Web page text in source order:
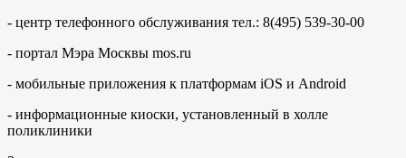
- центр телефонного обслуживания тел.: 8(495) 539-30-00
- портал Мэра Москвы mos.ru
- мобильные приложения к платформам iOS и Android
- информационные киоски, установленный в холле
поликлиники